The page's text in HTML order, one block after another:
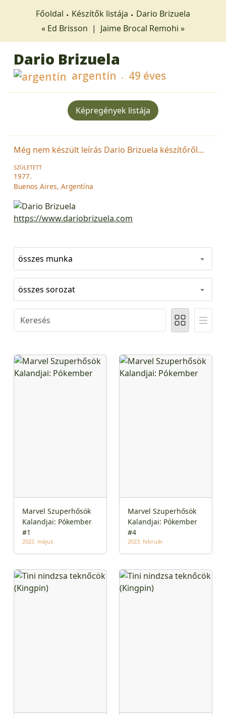
Főoldal Készítők listája
Dario Brizuela
« Ed Brisson | Jaime Brocal Remohi »
Dario Brizuela
argentín 49 éves
Képregények listája
Még nem készült leírás Dario Brizuela készítőről...
SZÜLETETT
1977.
Buenos Aires, Argentína
https://www.dariobrizuela.com
összes munka
összes sorozat
Marvel Szuperhősök
Kalandjai: Pókember
#1
2022. május
Marvel Szuperhősök
Kalandjai: Pókember
#4
2023. február